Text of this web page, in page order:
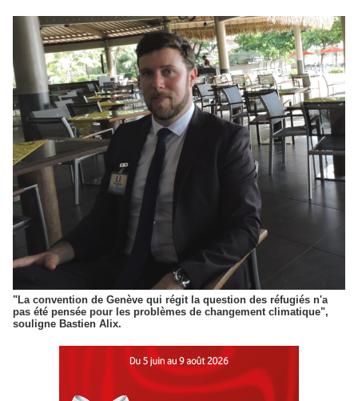
"La convention de Genève qui régit la question des réfugiés n'a
pas été pensée pour les problèmes de changement climatique",
souligne Bastien Alix.